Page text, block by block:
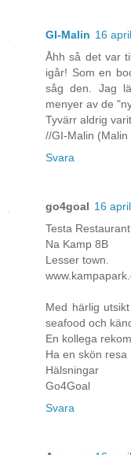
GI-Malin 16
Åhh så det var
igår! Som en
såg den. Jag
menyer av de
Tyvärr aldrig
//GI-Malin (Malin
Svara
go4goal 16
Testa
Na Kamp 8B
Lesser town.
Med härlig
seafood och
En kollega
Ha en skön resa
Hälsningar
Go4Goal
Svara